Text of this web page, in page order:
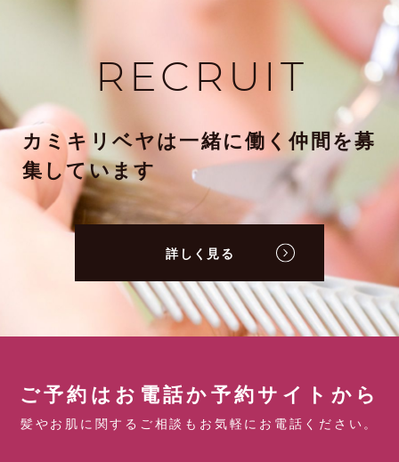
RECRUIT
カミキリベヤは一緒に働く仲間を募
集しています
詳しく見る
ご予約はお電話か予約サイトから
髪やお肌に関するご相談もお気軽にお電話ください。